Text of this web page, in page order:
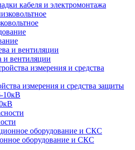
кабеля и электромонтажа
и вентиляции
измерения и средства защиты
оборудование и СКС